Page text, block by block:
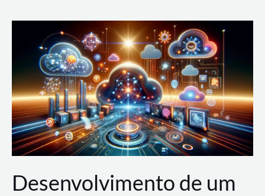
Nuvem:
Google
Cloud,
AWS
e
Azure
Desenvolvimento de um